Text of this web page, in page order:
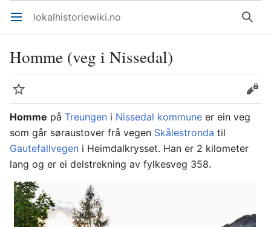
Åpne hovedmenyen lokalhistoriewiki.no Søk
Homme (veg i Nissedal)
Overvåk
Rediger
Homme på Treungen i Nissedal kommune er ein veg
som går søraustover frå vegen Skålestronda til
Gautefallvegen i Heimdalkrysset. Han er 2 kilometer
lang og er ei delstrekning av fylkesveg 358.